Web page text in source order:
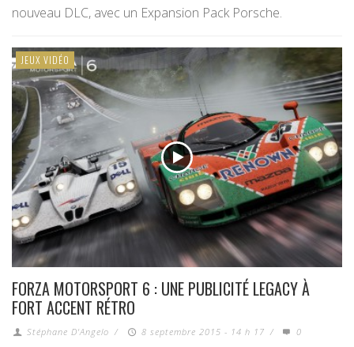
nouveau DLC, avec un Expansion Pack Porsche.
JEUX VIDÉO
FORZA MOTORSPORT 6 : UNE PUBLICITÉ LEGACY À
FORT ACCENT RÉTRO
Stéphane D'Angelo / 8 septembre 2015 - 14 h 17 / 0